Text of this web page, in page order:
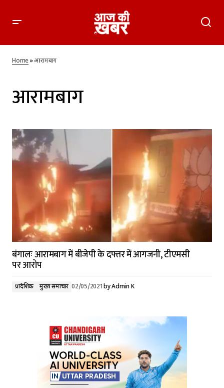
Home»आरामबाग
आरामबाग
बंगालः आरामबाग में बीजेपी के दफ्तर में आगजनी, टीएमसी
पर आरोप
प्रादेशिक मुख्य समाचार 02/05/2021byAdmin K